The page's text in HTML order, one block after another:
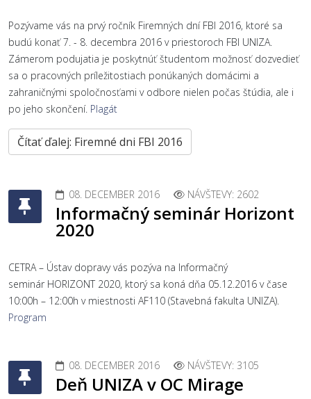
Pozývame vás na prvý ročník Firemných dní FBI 2016, ktoré sa
budú konať 7. - 8. decembra 2016 v priestoroch FBI UNIZA.
Zámerom podujatia je poskytnúť študentom možnosť dozvedieť
sa o pracovných príležitostiach ponúkaných domácimi a
zahraničnými spoločnosťami v odbore nielen počas štúdia, ale i
po jeho skončení. Plagát
Čítať ďalej: Firemné dni FBI 2016
08. DECEMBER 2016 NÁVŠTEVY: 2602
Informačný seminár Horizont
2020
CETRA – Ústav dopravy vás pozýva na Informačný
seminár HORIZONT 2020, ktorý sa koná dňa 05.12.2016 v čase
10:00h – 12:00h v miestnosti AF110 (Stavebná fakulta UNIZA).
Program
08. DECEMBER 2016 NÁVŠTEVY: 3105
Deň UNIZA v OC Mirage